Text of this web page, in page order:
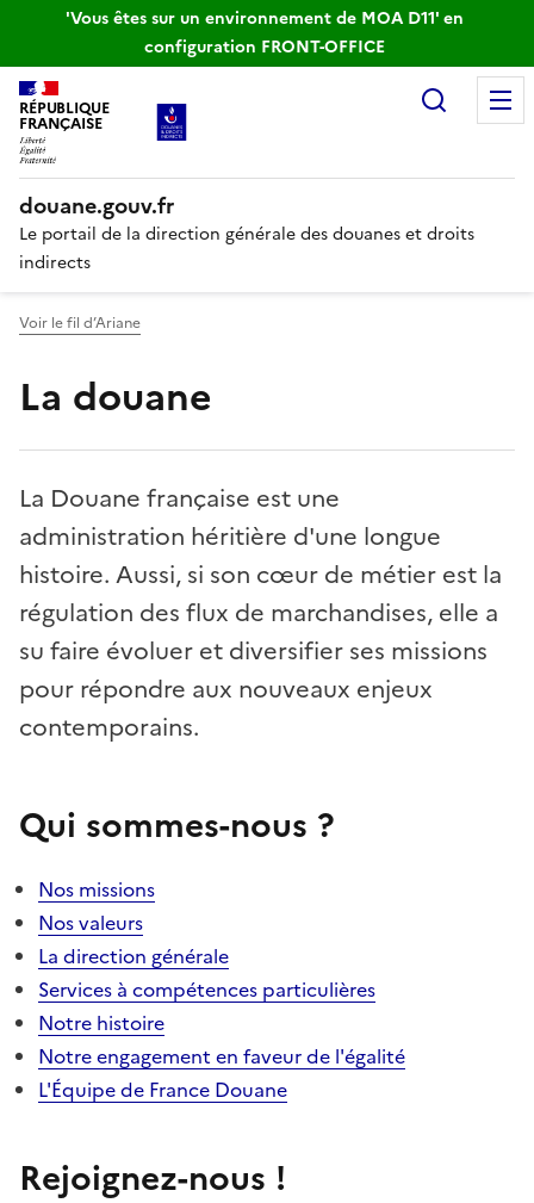
'Vous êtes sur un environnement de MOA D11' en
configuration FRONT-OFFICE
RÉPUBLIQUE
FRANÇAISE
douane.gouv.fr
Le portail de la direction générale des douanes et droits
indirects
Voir le fil d’Ariane
La douane
La Douane française est une
administration héritière d'une longue
histoire. Aussi, si son cœur de métier est la
régulation des flux de marchandises, elle a
su faire évoluer et diversifier ses missions
pour répondre aux nouveaux enjeux
contemporains.
Qui sommes-nous ?
Nos missions
Nos valeurs
La direction générale
Services à compétences particulières
Notre histoire
Notre engagement en faveur de l'égalité
L'Équipe de France Douane
Rejoignez-nous !